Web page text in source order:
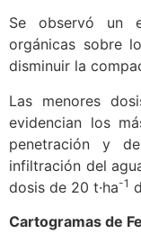
Se observó un
orgánicas sobre
disminuir la
Las menores
evidencian los
penetración y
infiltración del
dosis de 20 t·ha-1
Cartogramas de